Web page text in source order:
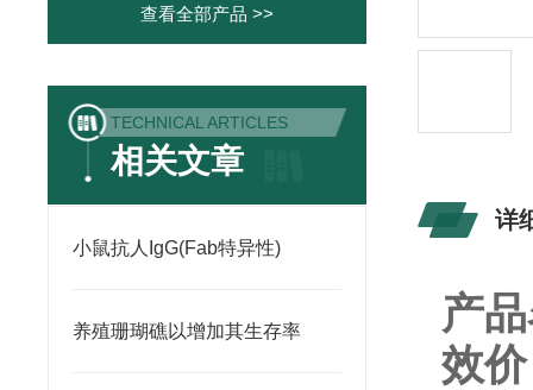
查看全部产品 >>
TECHNICAL ARTICLES
相关文章
小鼠抗人IgG(Fab特异性)
养殖珊瑚礁以增加其生存率
详
产
效